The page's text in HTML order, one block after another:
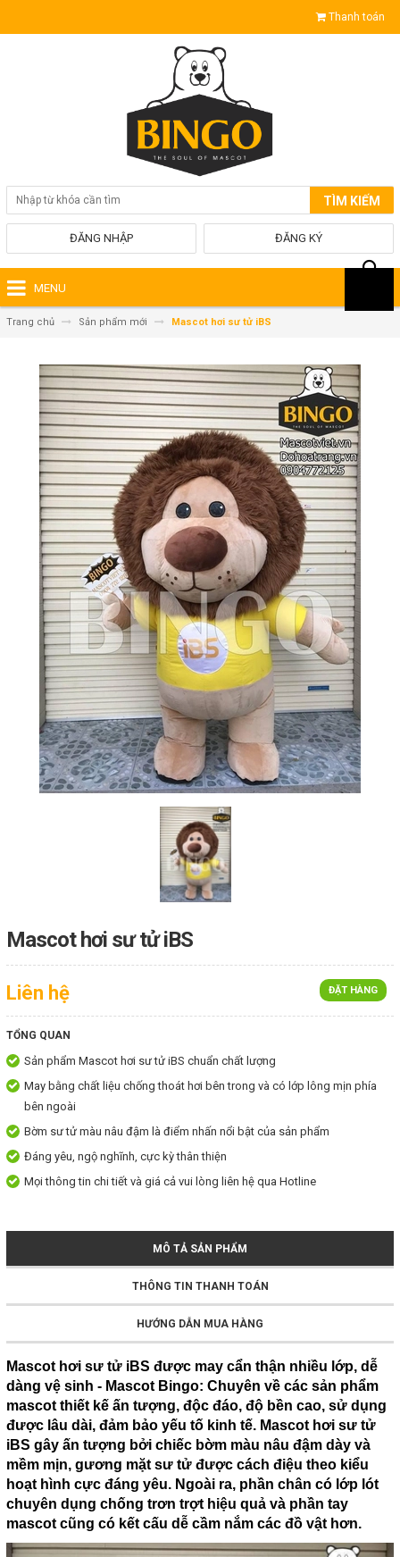
Thanh toán
TÌM KIẾM
ĐĂNG KÝ
ĐĂNG NHẬP
MENU
Trang chủ Sản phẩm mới Mascot hơi sư tử iBS
Mascot hơi sư tử iBS
ĐẶT HÀNG
Liên hệ
TỔNG QUAN
Sản phẩm Mascot hơi sư tử iBS chuẩn chất lượng
May bằng chất liệu chống thoát hơi bên trong và có lớp lông mịn phía
bên ngoài
Bờm sư tử màu nâu đậm là điểm nhấn nổi bật của sản phẩm
Đáng yêu, ngộ nghĩnh, cực kỳ thân thiện
Mọi thông tin chi tiết và giá cả vui lòng liên hệ qua Hotline
MÔ TẢ SẢN PHẨM
THÔNG TIN THANH TOÁN
HƯỚNG DẪN MUA HÀNG
Mascot hơi sư tử iBS được may cẩn thận nhiều lớp, dễ
dàng vệ sinh - Mascot Bingo: Chuyên về các sản phẩm
mascot thiết kế ấn tượng, độc đáo, độ bền cao, sử dụng
được lâu dài, đảm bảo yếu tố kinh tế. Mascot hơi sư tử
iBS gây ấn tượng bởi chiếc bờm màu nâu đậm dày và
mềm mịn, gương mặt sư tử được cách điệu theo kiểu
hoạt hình cực đáng yêu. Ngoài ra, phần chân có lớp lót
chuyên dụng chống trơn trợt hiệu quả và phần tay
mascot cũng có kết cấu dễ cầm nắm các đồ vật hơn.